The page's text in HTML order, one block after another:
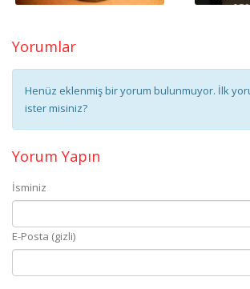
Yorumlar
Henüz eklenmiş bir yorum bulunmuyor. İlk
ister misiniz?
Yorum Yapın
İsminiz
E-Posta (gizli)